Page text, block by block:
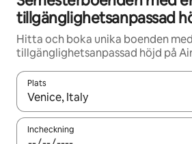
tillgänglighetsanpassad
Hitta och boka unika boenden
tillgänglighetsanpassad höjd på
Plats
När resultaten är tillgängliga kan du
Incheckning